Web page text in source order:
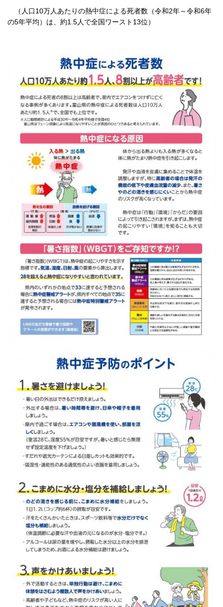
（人口10万人あたりの熱中症による死者数（令和2年～令和6年
の5年平均）は、約1.5人で全国ワースト13位）